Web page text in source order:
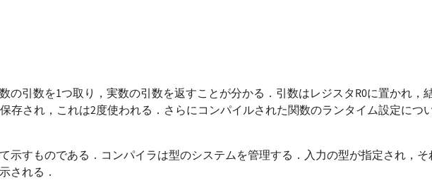
の引数を1つ取り，実数の引数を返すことが分かる．引数はレジスタR0に置かれ，
存され，これは2度使われる．さらにコンパイルされた関数のランタイム設定につ
示すものである．コンパイラは型のシステムを管理する．入力の型が指定され，
される．